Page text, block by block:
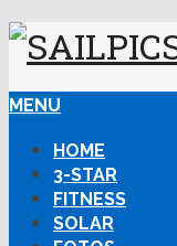
MENU
HOME
3-STAR
FITNESS
SOLAR